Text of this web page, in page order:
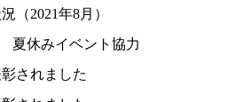
（2021年8月）
夏休みイベント協力
されました